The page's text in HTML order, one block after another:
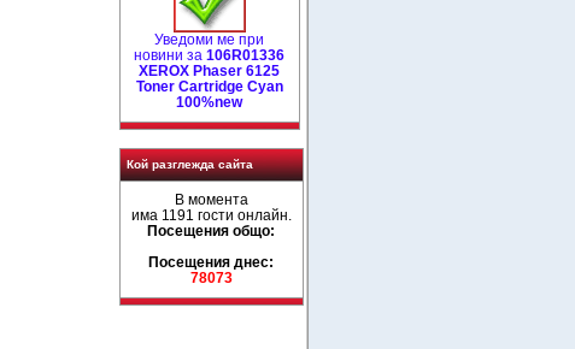
Уведоми ме при
новини за 106R01336
XEROX Phaser 6125
Toner Cartridge Cyan
100%new
Кой разглежда сайта
В момента
има 1191 гости онлайн.
Посещения общо:
Посещения днес:
78073